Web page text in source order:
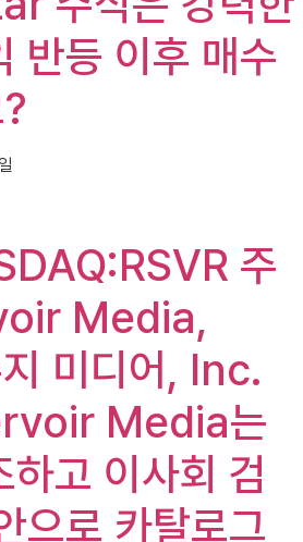
반등 이후 매수
주
Media,
미디어, Inc.
Media는
하고 이사회 검
으로 카탈로그